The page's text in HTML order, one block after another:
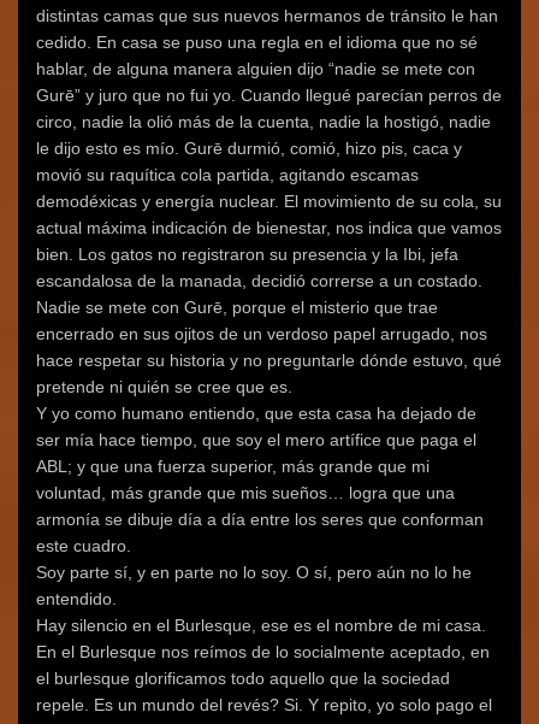
distintas camas que sus nuevos hermanos de tránsito le han
cedido. En casa se puso una regla en el idioma que no sé
hablar, de alguna manera alguien dijo “nadie se mete con
Gurē” y juro que no fui yo. Cuando llegué parecían perros de
circo, nadie la olió más de la cuenta, nadie la hostigó, nadie
le dijo esto es mío. Gurē durmió, comió, hizo pis, caca y
movió su raquítica cola partida, agitando escamas
demodéxicas y energía nuclear. El movimiento de su cola, su
actual máxima indicación de bienestar, nos indica que vamos
bien. Los gatos no registraron su presencia y la Ibi, jefa
escandalosa de la manada, decidió correrse a un costado.
Nadie se mete con Gurē, porque el misterio que trae
encerrado en sus ojitos de un verdoso papel arrugado, nos
hace respetar su historia y no preguntarle dónde estuvo, qué
pretende ni quién se cree que es.
Y yo como humano entiendo, que esta casa ha dejado de
ser mía hace tiempo, que soy el mero artífice que paga el
ABL; y que una fuerza superior, más grande que mi
voluntad, más grande que mis sueños… logra que una
armonía se dibuje día a día entre los seres que conforman
este cuadro.
Soy parte sí, y en parte no lo soy. O sí, pero aún no lo he
entendido.
Hay silencio en el Burlesque, ese es el nombre de mi casa.
En el Burlesque nos reímos de lo socialmente aceptado, en
el burlesque glorificamos todo aquello que la sociedad
repele. Es un mundo del revés? Si. Y repito, yo solo pago el